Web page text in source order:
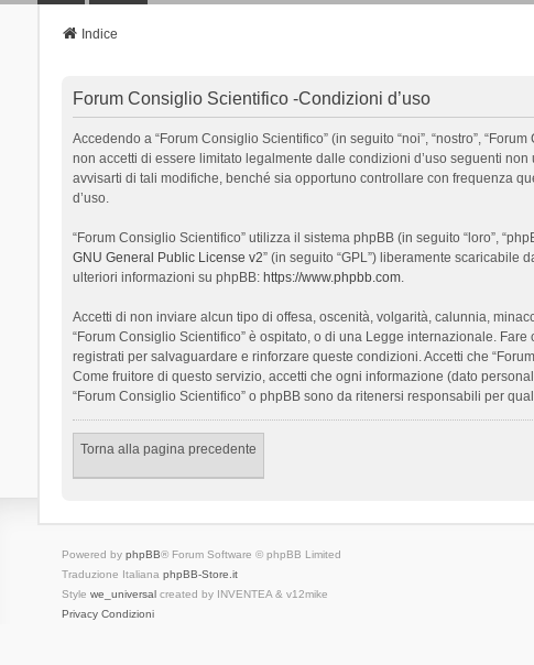
Indice
Forum Consiglio Scientifico -Condizioni d’uso
Accedendo a “Forum Consiglio Scientifico” (in seguito “noi”, “nostro”,
non accetti di essere limitato legalmente dalle condizioni d’uso seguenti
avvisarti di tali modifiche, benché sia opportuno controllare con frequenza
d’uso.
“Forum Consiglio Scientifico” utilizza il sistema phpBB (in seguito “loro”,
GNU General Public License v2” (in seguito “GPL”) liberamente scaricabile
ulteriori informazioni su phpBB: https://www.phpbb.com.
Accetti di non inviare alcun tipo di offesa, oscenità, volgarità, calunnia,
“Forum Consiglio Scientifico” è ospitato, o di una Legge internazionale.
registrati per salvaguardare e rinforzare queste condizioni. Accetti che
Come fruitore di questo servizio, accetti che ogni informazione (dato
“Forum Consiglio Scientifico” o phpBB sono da ritenersi responsabili per
Torna alla pagina precedente
Powered by phpBB® Forum Software © phpBB Limited
Traduzione Italiana phpBB-Store.it
Style we_universalcreated by INVENTEA & v12mike
Privacy Condizioni